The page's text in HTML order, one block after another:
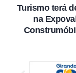
Turismo terá
na